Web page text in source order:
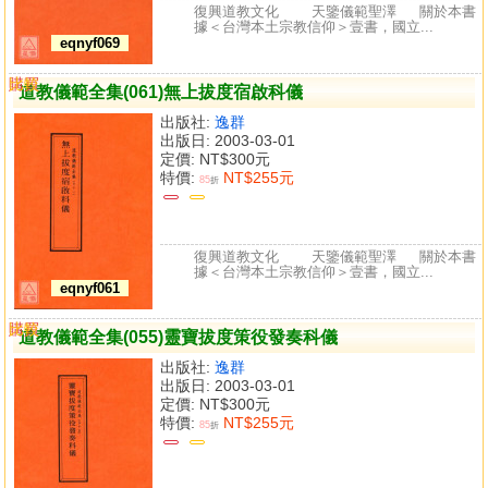
eqnyf069
復興道教文化 天鑒儀範聖澤 關於本書
據＜台灣本土宗教信仰＞壹書，國立...
道教儀範全集(061)無上拔度宿啟科儀
eqnyf061
出版社: 逸群
出版日: 2003-03-01
定價: NT$300元
特價: 85折 NT$255元
購買
比較
復興道教文化 天鑒儀範聖澤 關於本書
據＜台灣本土宗教信仰＞壹書，國立...
道教儀範全集(055)靈寶拔度策役發奏科儀
出版社: 逸群
出版日: 2003-03-01
定價: NT$300元
特價: 85折 NT$255元
購買
比較